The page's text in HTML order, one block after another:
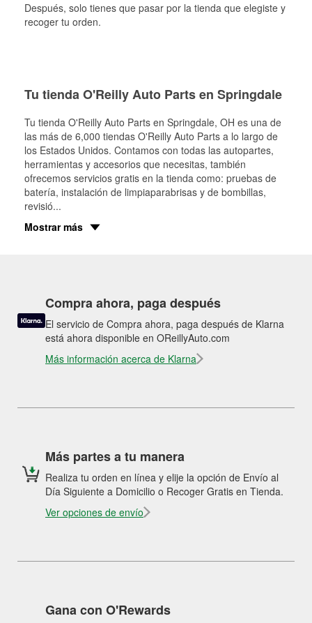
Después, solo tienes que pasar por la tienda que elegiste y
recoger tu orden.
Tu tienda O'Reilly Auto Parts en Springdale
Tu tienda O'Reilly Auto Parts en Springdale, OH es una de
las más de 6,000 tiendas O'Reilly Auto Parts a lo largo de
los Estados Unidos. Contamos con todas las autopartes,
herramientas y accesorios que necesitas, también
ofrecemos servicios gratis en la tienda como: pruebas de
batería, instalación de limpiaparabrisas y de bombillas,
revisió...
Mostrar más
Compra ahora, paga después
El servicio de Compra ahora, paga después de Klarna
está ahora disponible en OReillyAuto.com
Más información acerca de Klarna
Más partes a tu manera
Realiza tu orden en línea y elije la opción de Envío al
Día Siguiente a Domicilio o Recoger Gratis en Tienda.
Ver opciones de envío
Gana con O'Rewards